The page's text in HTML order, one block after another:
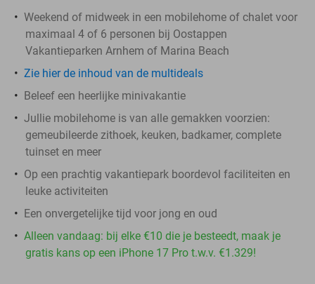
Weekend of midweek in een mobilehome of chalet voor
maximaal 4 of 6 personen bij Oostappen
Vakantieparken Arnhem of Marina Beach
Zie hier de inhoud van de multideals
Beleef een heerlijke minivakantie
Jullie mobilehome is van alle gemakken voorzien:
gemeubileerde zithoek, keuken, badkamer, complete
tuinset en meer
Op een prachtig vakantiepark boordevol faciliteiten en
leuke activiteiten
Een onvergetelijke tijd voor jong en oud
Alleen vandaag: bij elke €10 die je besteedt, maak je
gratis kans op een iPhone 17 Pro t.w.v. €1.329!